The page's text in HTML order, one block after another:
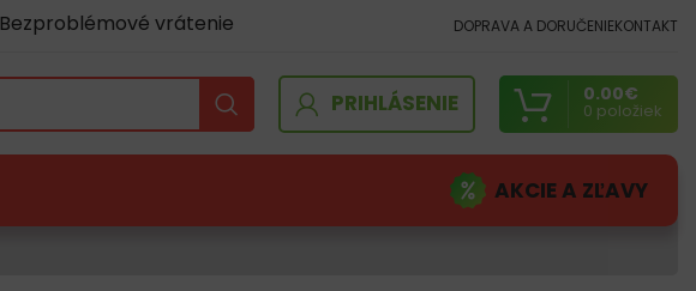
Bezproblémové vrátenie DOPRAVA A DORUČENIEKONTAKT
PRIHLÁSENIE 0 položiek
0.00€
AKCIE A ZĽAVY